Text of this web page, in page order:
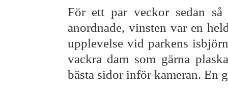
För ett par veckor sedan
anordnade, vinsten var en
upplevelse vid parkens
vackra dam som gärna
bästa sidor inför kameran.